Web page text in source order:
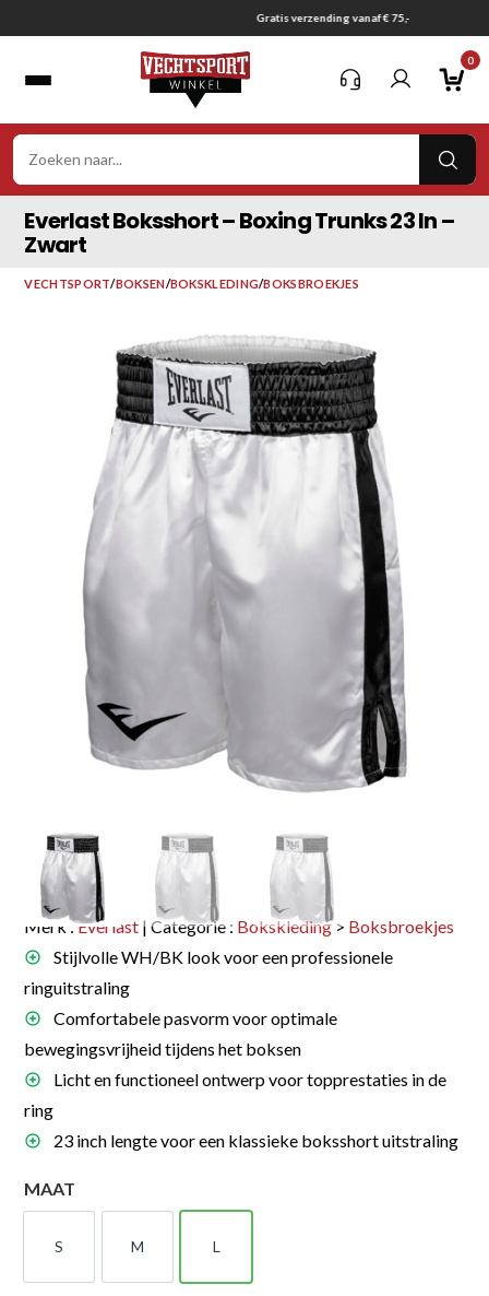
naar
Gratis verzending vanaf € 75,-
0
Everlast Boksshort – Boxing Trunks 23 In –
Zwart
VECHTSPORT/BOKSEN/BOKSKLEDING/BOKSBROEKJES
Merk :Everlast | Categorie : Bokskleding> Boksbroekjes
Stijlvolle WH/BK look voor een professionele
ringuitstraling
Comfortabele pasvorm voor optimale
bewegingsvrijheid tijdens het boksen
Licht en functioneel ontwerp voor topprestaties in de
ring
23 inch lengte voor een klassieke boksshort uitstraling
MAAT
S M L